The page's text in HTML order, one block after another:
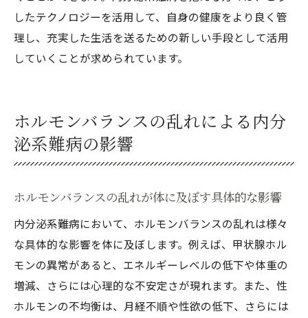
したテクノロジーを活用して、自身の健康をより良く管
理し、充実した生活を送るための新しい手段として活用
していくことが求められています。
ホルモンバランスの乱れによる内分
泌系難病の影響
ホルモンバランスの乱れが体に及ぼす具体的な影響
内分泌系難病において、ホルモンバランスの乱れは様々
な具体的な影響を体に及ぼします。例えば、甲状腺ホル
モンの異常があると、エネルギーレベルの低下や体重の
増減、さらには心理的な不安定さが現れます。また、性
ホルモンの不均衡は、月経不順や性欲の低下、さらには